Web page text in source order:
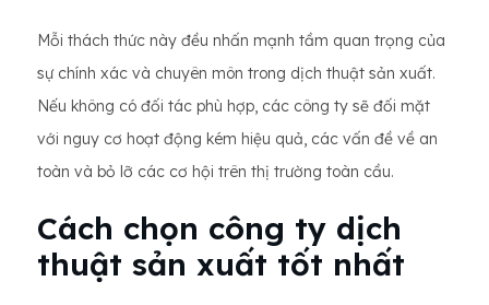
Mỗi thách thức này đều nhấn mạnh tầm quan trọng của
sự chính xác và chuyên môn trong dịch thuật sản xuất.
Nếu không có đối tác phù hợp, các công ty sẽ đối mặt
với nguy cơ hoạt động kém hiệu quả, các vấn đề về an
toàn và bỏ lỡ các cơ hội trên thị trường toàn cầu.
Cách chọn công ty dịch
thuật sản xuất tốt nhất